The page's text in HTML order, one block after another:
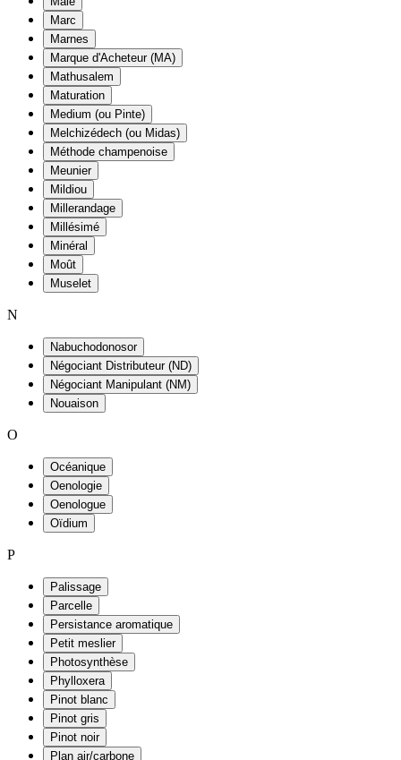
Marc
Marnes
Marque d'Acheteur (MA)
Mathusalem
Maturation
Medium (ou Pinte)
Melchizédech (ou Midas)
Méthode champenoise
Meunier
Mildiou
Millerandage
Millésimé
Minéral
Moût
Muselet
N
Nabuchodonosor
Négociant Distributeur (ND)
Négociant Manipulant (NM)
Nouaison
O
Océanique
Oenologie
Oenologue
Oïdium
P
Palissage
Parcelle
Persistance aromatique
Petit meslier
Photosynthèse
Phylloxera
Pinot blanc
Pinot gris
Pinot noir
Plan air/carbone